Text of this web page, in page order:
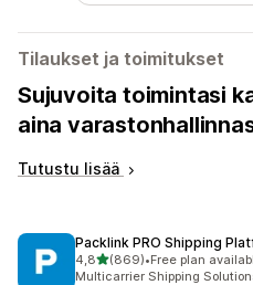
Tilaukset ja toimitukset
Sujuvoita toimintasi
aina
Tutustu lisää
Packlink PRO Shipping
4,8/ 5 tähteä
(869)
869 arvostelua yhteensä
•Free plan
Multicarrier Shipping